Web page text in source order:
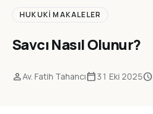
HUKUKI MAKALELER
Savcı Nasıl Olunur?
personAv. Fatih Tahancıcalendar_today31 Eki 2025schedule